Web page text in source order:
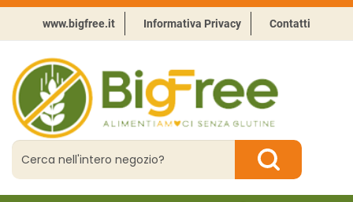
Passa
contenuto
principale
www.bigfree.it Informativa Privacy Contatti
BigFree
-
Punto
celiachia
Cerca
Prodotto
Cerca Prodotto